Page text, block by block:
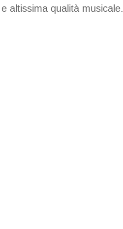
altissima qualità musicale.